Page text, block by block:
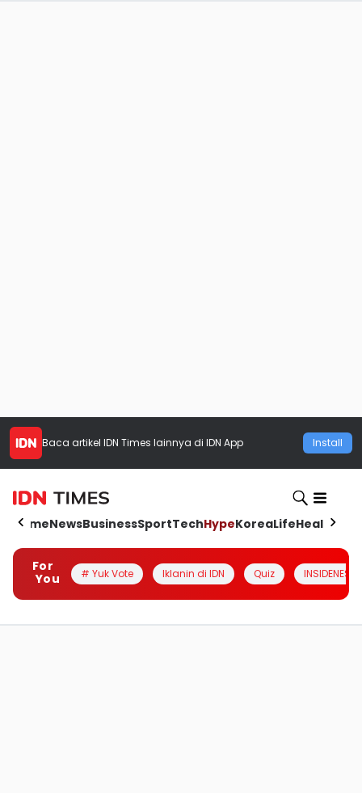
Baca artikel IDN Times lainnya di IDN App Install
HomeNewsBusinessSportTechHypeKoreaLifeHealth
For
You
# Yuk Vote Iklanin di IDN Quiz INSIDENESIA